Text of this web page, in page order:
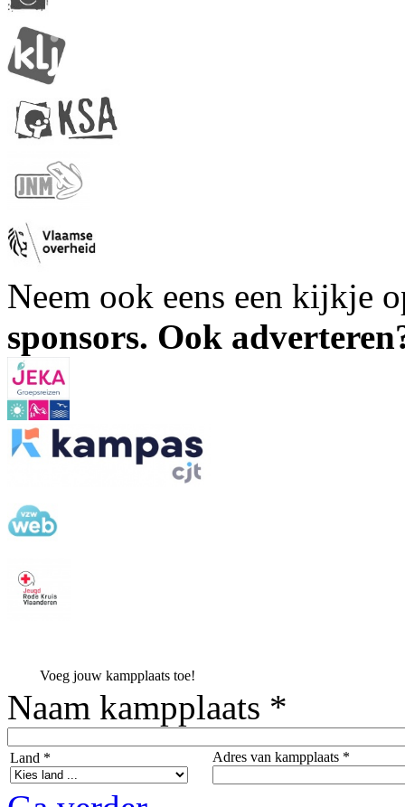
Neem ook eens een kijkje
sponsors. Ook
Voeg jouw kampplaats toe!
Naam kampplaats *
Land * Adres van kampplaats *